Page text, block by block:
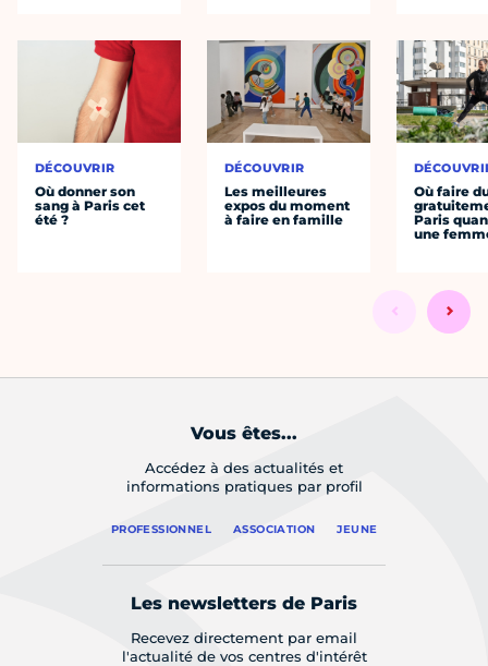
DÉCOUVRIR
Où donner son
sang à Paris cet
été ?
DÉCOUVRIR
Les meilleures
expos du moment
à faire en famille
Où faire
Paris
une
Vous êtes...
Accédez à des actualités et
informations pratiques par profil
PROFESSIONNEL ASSOCIATION JEUNE
Les newsletters de Paris
Recevez directement par email
l'actualité de vos centres d'intérêt